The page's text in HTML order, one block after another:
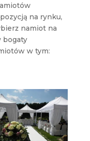
na rynku,
namiot na
bogaty
w tym: